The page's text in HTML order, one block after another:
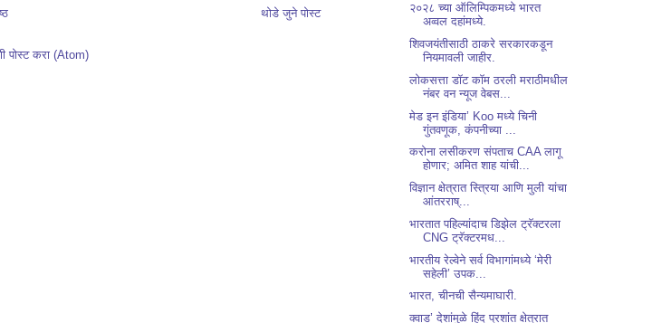
थोडे जुने पोस्ट
पोस्ट करा (Atom)
२०२८ च्या ऑलिम्पिकमध्ये भारत
अव्वल दहांमध्ये.
शिवजयंतीसाठी ठाकरे सरकारकडून
नियमावली जाहीर.
लोकसत्ता डॉट कॉम ठरली मराठीमधील
नंबर वन न्यूज वेबस...
मेड इन इंडिया’ Koo मध्ये चिनी
गुंतवणूक, कंपनीच्या ...
करोना लसीकरण संपताच CAA लागू
होणार; अमित शाह यांची...
विज्ञान क्षेत्रात स्त्रिया आणि मुली यांचा
आंतरराष्...
भारतात पहिल्यांदाच डिझेल ट्रॅक्टरला
CNG ट्रॅक्टरमध...
भारतीय रेल्वेने सर्व विभागांमध्ये ‘मेरी
सहेली’ उपक...
भारत, चीनची सैन्यमाघारी.
क्वाड’ देशांमुळे हिंद प्रशांत क्षेत्रात